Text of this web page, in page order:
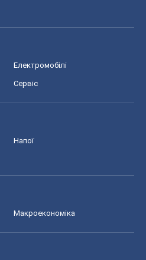
Електромобілі
Сервіс
Напої
Макроекономіка